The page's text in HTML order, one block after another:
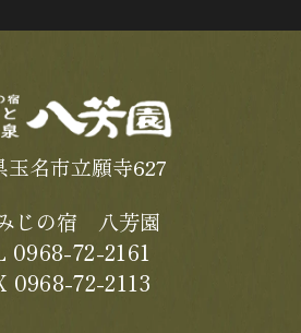
玉名市立願寺627
じの宿 八芳園
0968-72-2161
0968-72-2113